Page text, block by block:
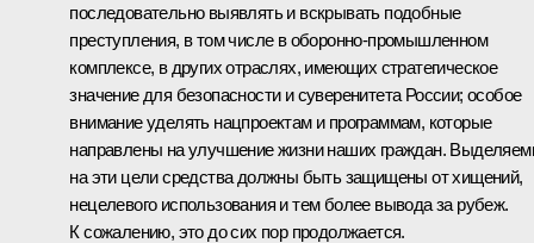
последовательно выявлять и вскрывать подобные
преступления, в том числе в оборонно-промышленном
комплексе, в других отраслях, имеющих стратегическое
значение для безопасности и суверенитета России; особое
внимание уделять нацпроектам и программам, которые
направлены на улучшение жизни наших граждан.
на эти цели средства должны быть защищены от хищений,
нецелевого использования и тем более вывода за рубеж.
К сожалению, это до сих пор продолжается.